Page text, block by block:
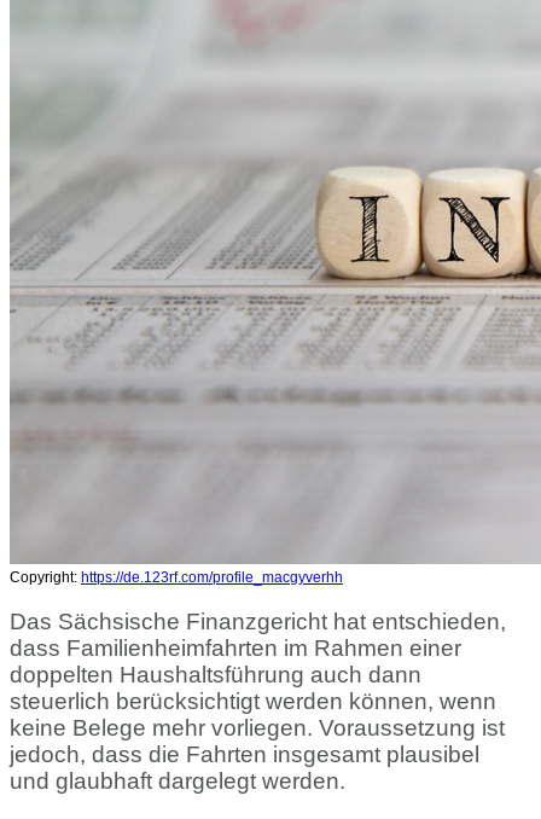
Copyright: https://de.123rf.com/profile_macgyverhh
Das Sächsische Finanzgericht hat entschieden,
dass Familienheimfahrten im Rahmen einer
doppelten Haushaltsführung auch dann
steuerlich berücksichtigt werden können, wenn
keine Belege mehr vorliegen. Voraussetzung ist
jedoch, dass die Fahrten insgesamt plausibel
und glaubhaft dargelegt werden.